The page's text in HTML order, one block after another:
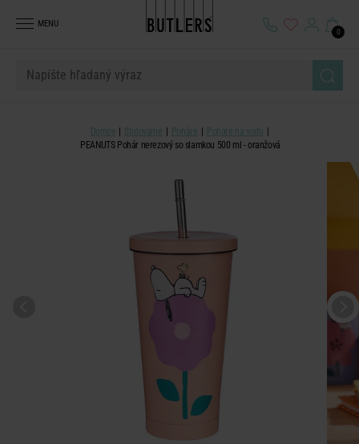
MENU
0
Domov Stolovanie Poháre
Poháre na vodu
PEANUTS Pohár nerezový so slamkou 500 ml - oranžová